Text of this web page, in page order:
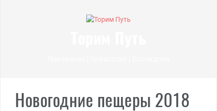
Новогодние пещеры 2018